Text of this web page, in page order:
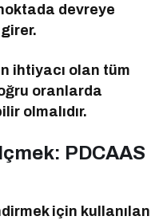
devreye
ihtiyacı olan tüm
oranlarda
olmalıdır.
PDCAAS
için kullanılan